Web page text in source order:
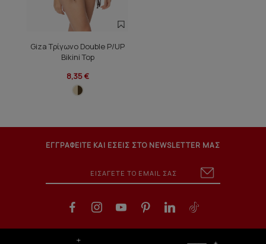
Giza Τρίγωνο Double P/UP
Bikini Top
8,35 €
ΕΓΓΡΑΦΕΙΤΕ ΚΑΙ ΕΣΕΙΣ ΣΤΟ NEWSLETTER ΜΑΣ